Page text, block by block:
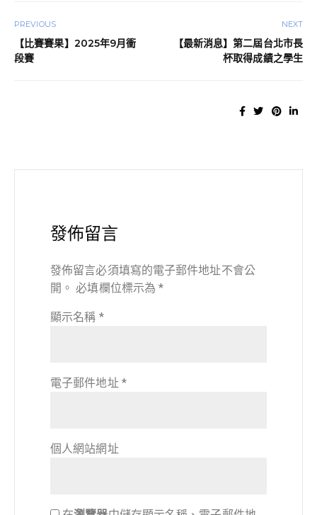
PREVIOUS
【比賽賽果】2025年9月衝
段賽
NEXT
【最新消息】第二屆台北市長
杯取得成績之學生
發佈留言
發佈留言必須填寫的電子郵件地址不會公
開。 必填欄位標示為*
顯示名稱 *
電子郵件地址 *
個人網站網址